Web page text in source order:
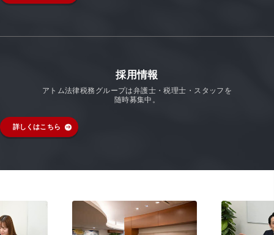
採用情報
アトム法律税務グループは弁護士・税理士・スタッフを
随時募集中。
詳しくはこちら